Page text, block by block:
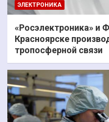
ЭЛЕКТРОНИКА
«Росэлектроника» и
Красноярске
тропосферной связи